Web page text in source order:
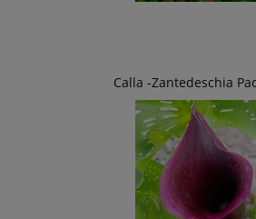
Calla -Zantedeschia